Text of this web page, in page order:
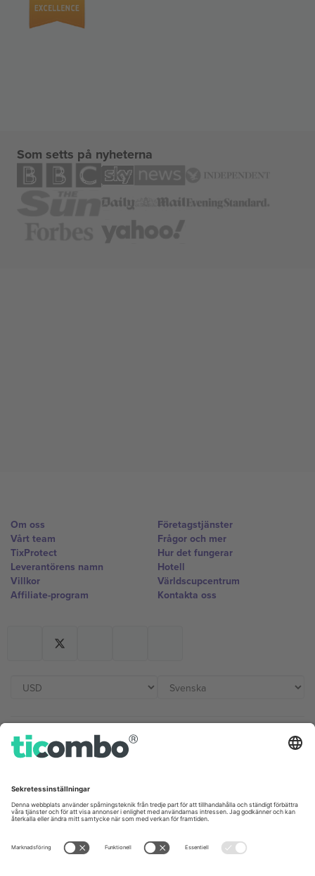
Som setts på nyheterna
Om oss
Vårt team
TixProtect
Leverantörens namn
Villkor
Affiliate-program
Företagstjänster
Frågor och mer
Hur det fungerar
Hotell
Världscupcentrum
Kontakta oss
Kontor och support
Unter den Linden 24, 10117
Berlin, Germany
London, EC1V 1AW, United
Kingdom
United States
Switzerland